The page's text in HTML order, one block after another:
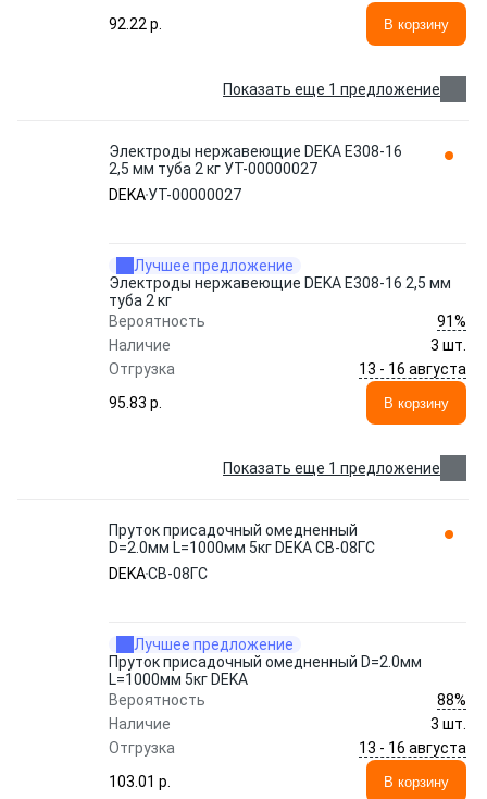
92.22 p.
В корзину
Показать еще 1 предложение
Электроды нержавеющие DEKA E308-16
2,5 мм туба 2 кг УТ-00000027
DEKAУТ-00000027
Лучшее предложение
Электроды нержавеющие DEKA E308-16 2,5 мм
туба 2 кг
Вероятность
91%
Наличие
3 шт.
Отгрузка
13 - 16 августа
95.83 p.
В корзину
Показать еще 1 предложение
Пруток присадочный омедненный
D=2.0мм L=1000мм 5кг DEKA СВ-08ГС
DEKAСВ-08ГС
Лучшее предложение
Пруток присадочный омедненный D=2.0мм
L=1000мм 5кг DEKA
Вероятность
88%
Наличие
3 шт.
Отгрузка
13 - 16 августа
103.01 p.
В корзину